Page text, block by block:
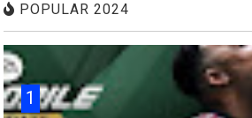
POPULAR 2024
1